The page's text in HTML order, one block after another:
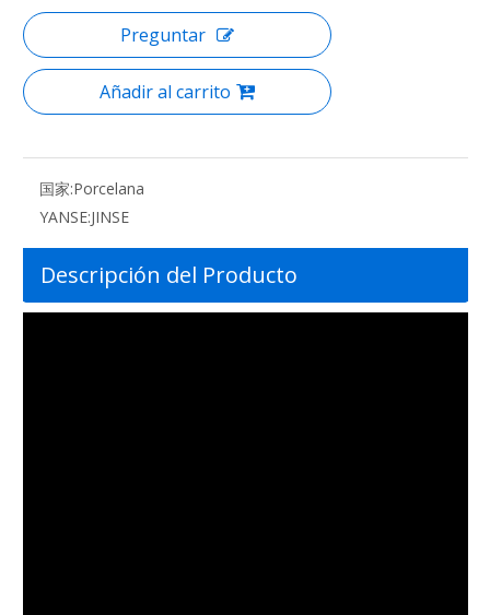
Preguntar
Añadir al carrito
国家:Porcelana
YANSE:JINSE
Descripción del Producto